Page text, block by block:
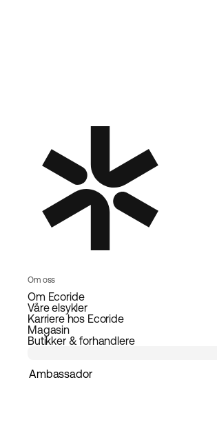
Om oss
Om Ecoride
Våre elsykler
Karriere hos Ecoride
Magasin
Butikker & forhandlere
Ambassador